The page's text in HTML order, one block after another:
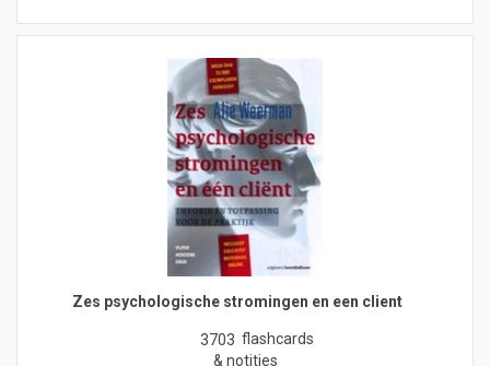
Zes psychologische stromingen en een client
3703 flashcards
& notities